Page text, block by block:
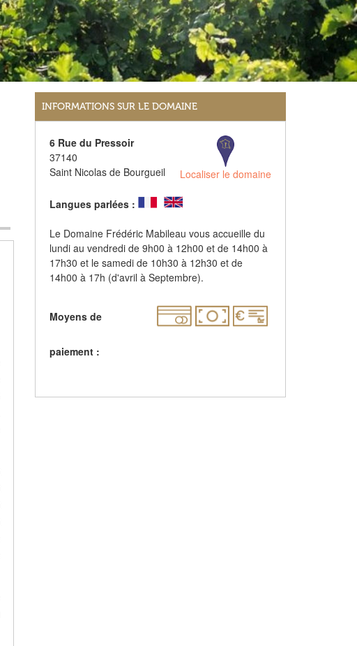
INFORMATIONS SUR LE DOMAINE
6 Rue du Pressoir
37140
Saint Nicolas de Bourgueil
Localiser le domaine
Langues parlées :
Le Domaine Frédéric Mabileau vous accueille du
lundi au vendredi de 9h00 à 12h00 et de 14h00 à
17h30 et le samedi de 10h30 à 12h30 et de
14h00 à 17h (d'avril à Septembre).
Moyens de
paiement :